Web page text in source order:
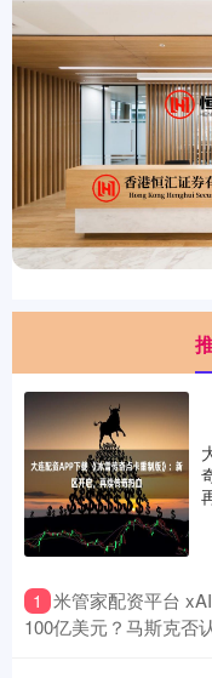
1 米管家配资平台
100亿美元？马斯克否